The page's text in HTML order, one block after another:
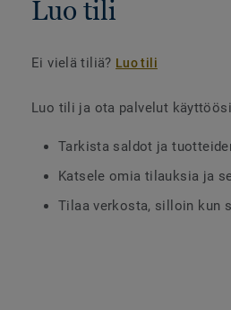
Luo tili
Ei vielä tiliä? Luo tili
Luo tili ja ota palvelut
Tarkista saldot ja
Katsele omia tilauksia ja
Tilaa verkosta, silloin kun